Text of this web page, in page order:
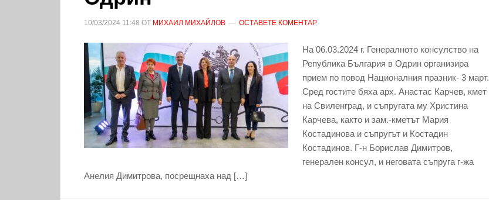
10/03/2024 11:48 ОТ МИХАИЛ МИХАЙЛОВ ОСТАВЕТЕ КОМЕНТАР
На 06.03.2024 г. Генералното консулство на
Република България в Одрин организира
прием по повод Националния празник- 3 март.
Сред гостите бяха арх. Анастас Карчев, кмет
на Свиленград, и съпругата му Христина
Карчева, както и зам.-кметът Мария
Костадинова и съпругът и Костадин
Костадинов. Г-н Борислав Димитров,
генерален консул, и неговата съпруга г-жа
Анелия Димитрова, посрещнаха над […]